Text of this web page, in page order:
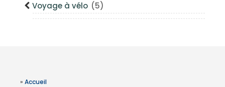
Voyage à vélo (5)
» Accueil